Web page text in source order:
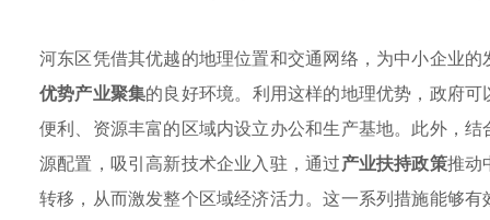
河东区凭借其优越的地理位置和交通网络，为中小企业
优势产业聚集的良好环境。利用这样的地理优势，政府
便利、资源丰富的区域内设立办公和生产基地。此外，
源配置，吸引高新技术企业入驻，通过产业扶持政策推动
转移，从而激发整个区域经济活力。这一系列措施能够